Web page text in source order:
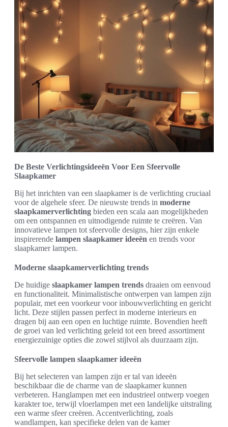
De Beste Verlichtingsideeën Voor Een Sfeervolle
Slaapkamer
Bij het inrichten van een slaapkamer is de verlichting cruciaal
voor de algehele sfeer. De nieuwste trends in moderne
slaapkamerverlichting bieden een scala aan mogelijkheden
om een ontspannen en uitnodigende ruimte te creëren. Van
innovatieve lampen tot sfeervolle designs, hier zijn enkele
inspirerende lampen slaapkamer ideeën en trends voor
slaapkamer lampen.
Moderne slaapkamerverlichting trends
De huidige slaapkamer lampen trends draaien om eenvoud
en functionaliteit. Minimalistische ontwerpen van lampen zijn
populair, met een voorkeur voor inbouwverlichting en gericht
licht. Deze stijlen passen perfect in moderne interieurs en
dragen bij aan een open en luchtige ruimte. Bovendien heeft
de groei van led verlichting geleid tot een breed assortiment
energiezuinige opties die zowel stijlvol als duurzaam zijn.
Sfeervolle lampen slaapkamer ideeën
Bij het selecteren van lampen zijn er tal van ideeën
beschikbaar die de charme van de slaapkamer kunnen
verbeteren. Hanglampen met een industrieel ontwerp voegen
karakter toe, terwijl vloerlampen met een landelijke uitstraling
een warme sfeer creëren. Accentverlichting, zoals
wandlampen, kan specifieke delen van de kamer